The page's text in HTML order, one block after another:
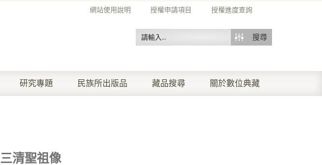
網站使用說明 授權申請項目 授權進度查詢
搜尋
研究專題 民族所出版品 藏品搜尋 關於數位典藏
三清聖祖像